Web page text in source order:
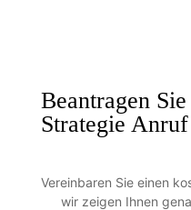
Beantragen
Strategie Anruf
Vereinbaren Sie einen
wir zeigen Ihnen